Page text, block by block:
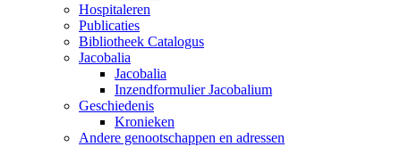
Hospitaleren
Publicaties
Bibliotheek Catalogus
Jacobalia
Jacobalia
Inzendformulier Jacobalium
Geschiedenis
Kronieken
Andere genootschappen en adressen